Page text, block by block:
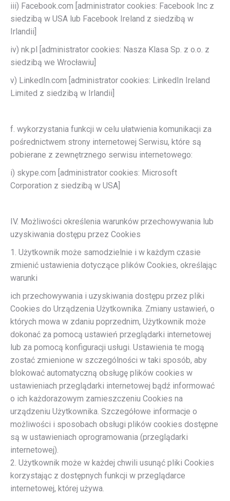
iii) Facebook.com [administrator cookies: Facebook Inc z
siedzibą w USA lub Facebook Ireland z siedzibą w
Irlandii]
iv) nk.pl [administrator cookies: Nasza Klasa Sp. z o.o. z
siedzibą we Wrocławiu]
v) LinkedIn.com [administrator cookies: LinkedIn Ireland
Limited z siedzibą w Irlandii]
f. wykorzystania funkcji w celu ułatwienia komunikacji za
pośrednictwem strony internetowej Serwisu, które są
pobierane z zewnętrznego serwisu internetowego:
i) skype.com [administrator cookies: Microsoft
Corporation z siedzibą w USA]
IV. Możliwości określenia warunków przechowywania lub
uzyskiwania dostępu przez Cookies
1. Użytkownik może samodzielnie i w każdym czasie
zmienić ustawienia dotyczące plików Cookies, określając
warunki
ich przechowywania i uzyskiwania dostępu przez pliki
Cookies do Urządzenia Użytkownika. Zmiany ustawień, o
których mowa w zdaniu poprzednim, Użytkownik może
dokonać za pomocą ustawień przeglądarki internetowej
lub za pomocą konfiguracji usługi. Ustawienia te mogą
zostać zmienione w szczególności w taki sposób, aby
blokować automatyczną obsługę plików cookies w
ustawieniach przeglądarki internetowej bądź informować
o ich każdorazowym zamieszczeniu Cookies na
urządzeniu Użytkownika. Szczegółowe informacje o
możliwości i sposobach obsługi plików cookies dostępne
są w ustawieniach oprogramowania (przeglądarki
internetowej).
2. Użytkownik może w każdej chwili usunąć pliki Cookies
korzystając z dostępnych funkcji w przeglądarce
internetowej, której używa.